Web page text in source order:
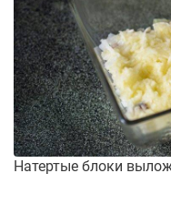
Натертые блоки